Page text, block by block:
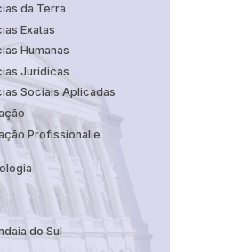
da Terra
Exatas
Humanas
Jurídicas
Sociais Aplicadas
Profissional e
do Sul